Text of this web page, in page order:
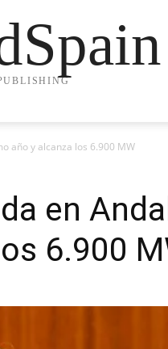
año y alcanza los 6.900 MW
en
6.900